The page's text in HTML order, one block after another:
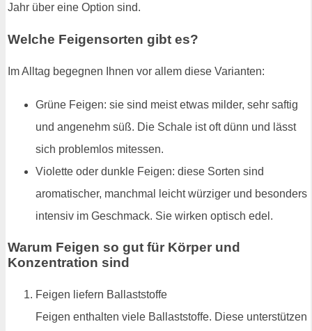
Jahr über eine Option sind.
Welche Feigensorten gibt es?
Im Alltag begegnen Ihnen vor allem diese Varianten:
Grüne Feigen: sie sind meist etwas milder, sehr saftig
und angenehm süß. Die Schale ist oft dünn und lässt
sich problemlos mitessen.
Violette oder dunkle Feigen: diese Sorten sind
aromatischer, manchmal leicht würziger und besonders
intensiv im Geschmack. Sie wirken optisch edel.
Warum Feigen so gut für Körper und
Konzentration sind
Feigen liefern Ballaststoffe
Feigen enthalten viele Ballaststoffe. Diese unterstützen